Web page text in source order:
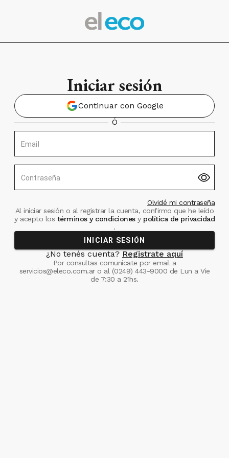
Iniciar sesión
Continuar con Google
Ó
Email
Contraseña
Olvidé mi contraseña
Al iniciar sesión o al registrar la cuenta, confirmo que he leído
y acepto los términos y condiciones ypolítica de privacidad
.
INICIAR SESIÓN
¿No tenés cuenta? Registrate aquí
Por consultas comunicate por email a
servicios@eleco.com.aro al (0249) 443-9000 de Lun a Vie
de 7:30 a 21hs.